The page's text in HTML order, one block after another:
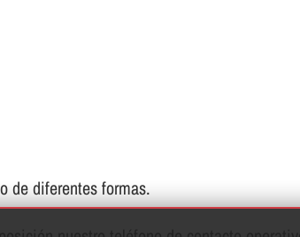
de diferentes formas.